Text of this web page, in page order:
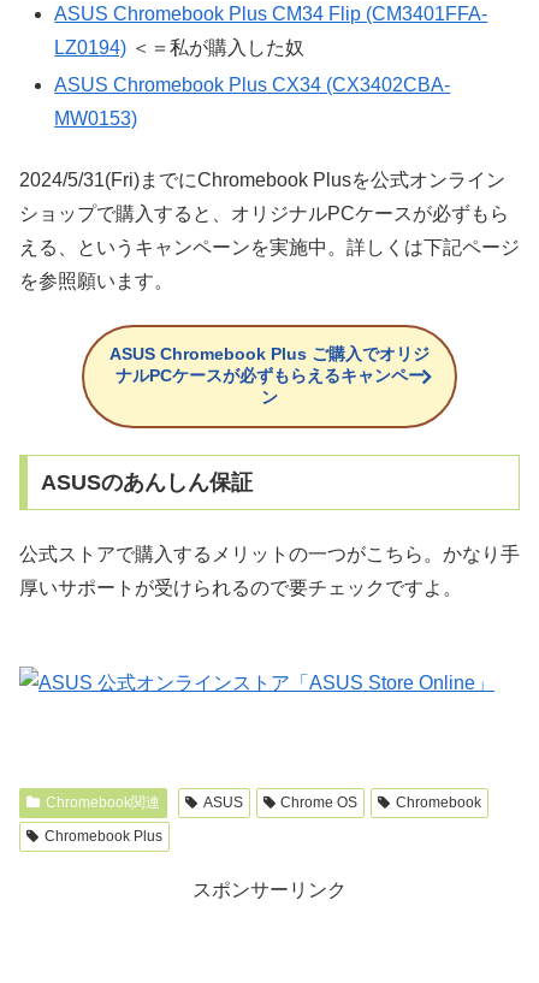
ASUS Chromebook Plus CM34 Flip (CM3401FFA-
LZ0194) ＜＝私が購入した奴
ASUS Chromebook Plus CX34 (CX3402CBA-
MW0153)
2024/5/31(Fri)までにChromebook Plusを公式オンライン
ショップで購入すると、オリジナルPCケースが必ずもら
える、というキャンペーンを実施中。詳しくは下記ページ
を参照願います。
ASUS Chromebook Plus ご購入でオリジ
ナルPCケースが必ずもらえるキャンペー
ン
ASUSのあんしん保証
公式ストアで購入するメリットの一つがこちら。かなり手
厚いサポートが受けられるので要チェックですよ。
Chromebook関連 ASUS Chrome OS
Chromebook
Chromebook Plus
スポンサーリンク